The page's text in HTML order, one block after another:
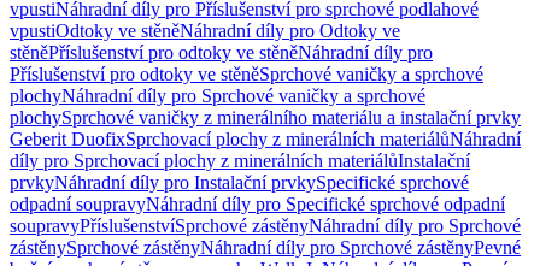
vpustiNáhradní díly pro Příslušenství pro sprchové podlahové
vpustiOdtoky ve stěněNáhradní díly pro Odtoky ve
stěněPříslušenství pro odtoky ve stěněNáhradní díly pro
Příslušenství pro odtoky ve stěněSprchové vaničky a sprchové
plochyNáhradní díly pro Sprchové vaničky a sprchové
plochySprchové vaničky z minerálního materiálu a instalační prvky
Geberit DuofixSprchovací plochy z minerálních materiálůNáhradní
díly pro Sprchovací plochy z minerálních materiálůInstalační
prvkyNáhradní díly pro Instalační prvkySpecifické sprchové
odpadní soupravyNáhradní díly pro Specifické sprchové odpadní
soupravyPříslušenstvíSprchové zástěnyNáhradní díly pro Sprchové
zástěnySprchové zástěnyNáhradní díly pro Sprchové zástěnyPevné